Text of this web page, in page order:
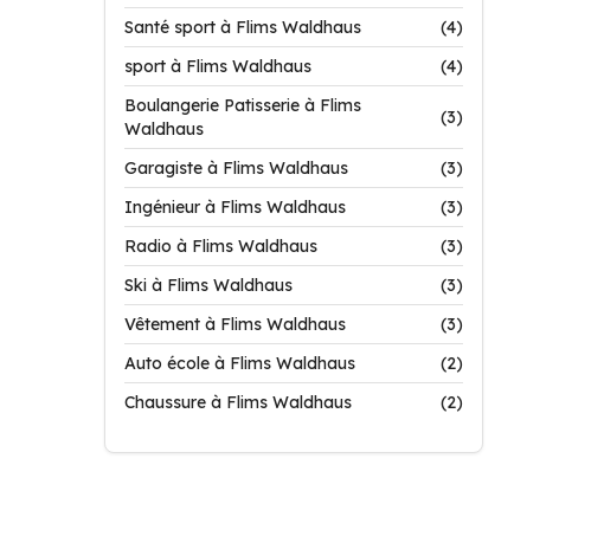
Santé sport à Flims Waldhaus
(4)
sport à Flims Waldhaus
(4)
Boulangerie Patisserie à Flims
Waldhaus
(3)
Garagiste à Flims Waldhaus
(3)
Ingénieur à Flims Waldhaus
(3)
Radio à Flims Waldhaus
(3)
Ski à Flims Waldhaus
(3)
Vêtement à Flims Waldhaus
(3)
Auto école à Flims Waldhaus
(2)
Chaussure à Flims Waldhaus
(2)